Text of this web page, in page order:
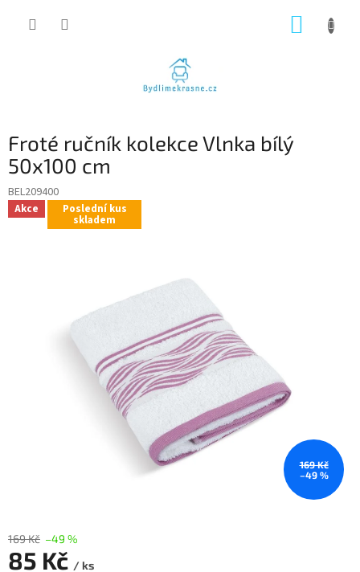
Froté ručník kolekce Vlnka bílý
50x100 cm
BEL209400
Akce Poslední kus
skladem
169 Kč
–49 %
169 Kč –49 %
85 Kč / ks